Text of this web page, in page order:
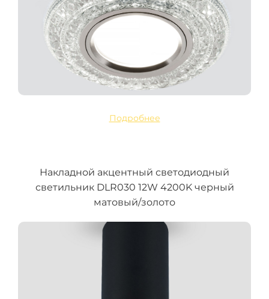
Подробнее
Накладной акцентный светодиодный
светильник DLR030 12W 4200K черный
матовый/золото